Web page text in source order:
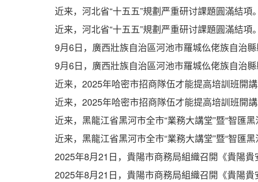
近来，河北省“十五五”規劃严重研讨課題圓滿結項
近来，河北省“十五五”規劃严重研讨課題圓滿結項
9月6日，廣西壯族自治區河池市羅城仫佬族自治縣
9月6日，廣西壯族自治區河池市羅城仫佬族自治縣
近来，2025年哈密市招商隊伍才能提高培訓班開講
近来，2025年哈密市招商隊伍才能提高培訓班開講
近来，黑龍江省黑河市全市“業務大講堂”暨“智匯
近来，黑龍江省黑河市全市“業務大講堂”暨“智匯
2025年8月21日，貴陽市商務局組織召開《貴陽貴
2025年8月21日，貴陽市商務局組織召開《貴陽貴